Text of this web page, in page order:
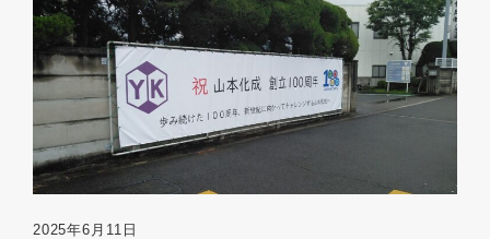
2025年6月11日